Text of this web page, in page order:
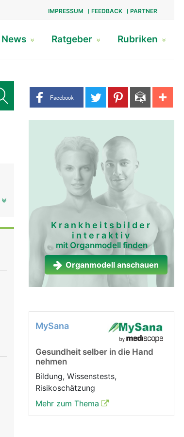
IMPRESSUM FEEDBACK PARTNER
News Ratgeber Rubriken
Share buttons
Facebook
Krankheitsbilder
interaktiv
mit Organmodell finden
Organmodell anschauen
MySana
Gesundheit selber in die Hand
nehmen
Bildung, Wissenstests,
Risikoschätzung
Mehr zum Thema